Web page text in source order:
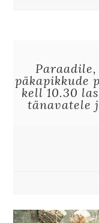
päkapikkude
kell 10.30
tänavatele